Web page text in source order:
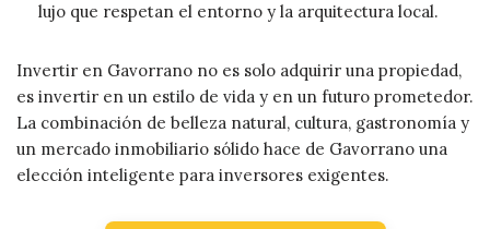
lujo que respetan el entorno y la arquitectura local.
Invertir en Gavorrano no es solo adquirir una propiedad,
es invertir en un estilo de vida y en un futuro prometedor.
La combinación de belleza natural, cultura, gastronomía y
un mercado inmobiliario sólido hace de Gavorrano una
elección inteligente para inversores exigentes.